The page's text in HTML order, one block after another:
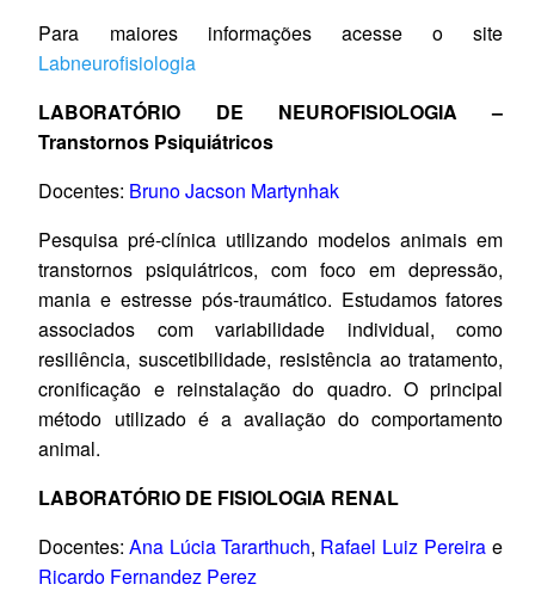
Para maiores informações acesse o site
Labneurofisiologia
LABORATÓRIO DE NEUROFISIOLOGIA –
Transtornos Psiquiátricos
Docentes: Bruno Jacson Martynhak
Pesquisa pré-clínica utilizando modelos animais em
transtornos psiquiátricos, com foco em depressão,
mania e estresse pós-traumático. Estudamos fatores
associados com variabilidade individual, como
resiliência, suscetibilidade, resistência ao tratamento,
cronificação e reinstalação do quadro. O principal
método utilizado é a avaliação do comportamento
animal.
LABORATÓRIO DE FISIOLOGIA RENAL
Docentes:Ana Lúcia Tararthuch, Rafael Luiz Pereira e
Ricardo Fernandez Perez